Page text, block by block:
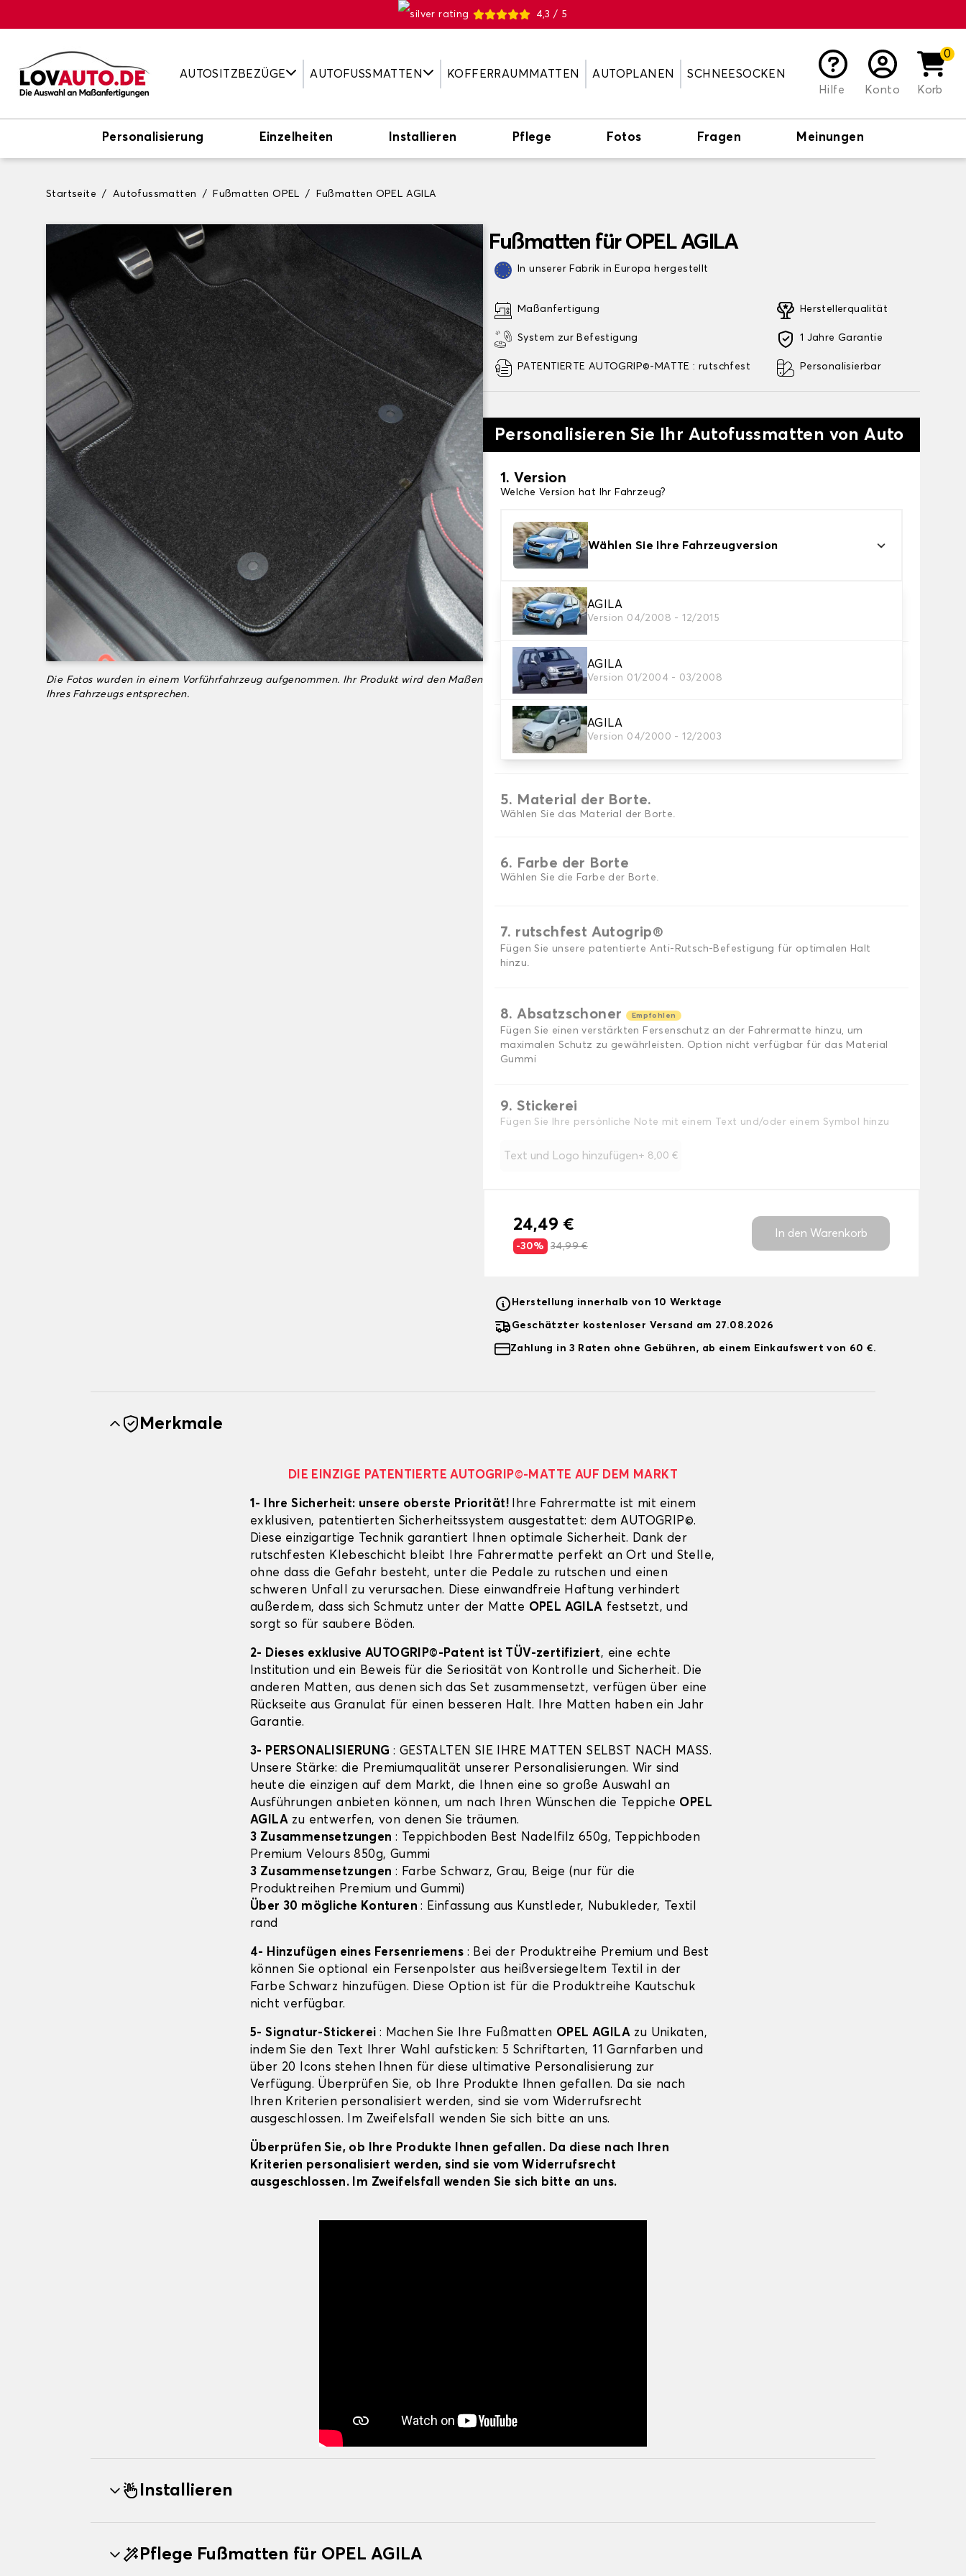
4,3 / 5
AUTOSITZBEZÜGE AUTOFUSSMATTEN KOFFERRAUMMATTEN AUTOPLANEN
SCHNEESOCKEN
Hilfe
Konto
0
Korb
Personalisierung Einzelheiten Installieren Pflege Fotos Fragen Meinungen
Startseite Autofussmatten Fußmatten OPEL Fußmatten OPEL AGILA
Die Fotos wurden in einem Vorführfahrzeug aufgenommen. Ihr Produkt wird den Maßen
Ihres Fahrzeugs entsprechen.
Fußmatten für OPEL AGILA
In unserer Fabrik in Europa hergestellt
Maßanfertigung
System zur Befestigung
PATENTIERTE AUTOGRIP©-MATTE : rutschfest
Herstellerqualität
1 Jahre Garantie
Personalisierbar
Personalisieren Sie Ihr Autofussmatten von Auto
1. Version
Welche Version hat Ihr Fahrzeug?
Wählen Sie Ihre Fahrzeugversion
AGILA
Version 04/2008 - 12/2015
AGILA
Version 01/2004 - 03/2008
AGILA
Version 04/2000 - 12/2003
2. Material
Wählen Sie das Material Ihres Autofussmatten
3. Set-Auswahl
Wählen Sie die Anzahl der Automatten, die Sie benötigen.
4. Teppichfarbe
Wählen Sie die Farbe Ihres Teppichs Auto.
5. Material der Borte.
Wählen Sie das Material der Borte.
6. Farbe der Borte
Wählen Sie die Farbe der Borte.
7. rutschfest Autogrip®
Fügen Sie unsere patentierte Anti-Rutsch-Befestigung für optimalen Halt
hinzu.
8. Absatzschoner Empfohlen
Fügen Sie einen verstärkten Fersenschutz an der Fahrermatte hinzu, um
maximalen Schutz zu gewährleisten. Option nicht verfügbar für das Material
Gummi
9. Stickerei
Fügen Sie Ihre persönliche Note mit einem Text und/oder einem Symbol hinzu
Text und Logo hinzufügen+ 8,00 €
24,49 €
-30% 34,99 €
In den Warenkorb
Herstellung innerhalb von 10 Werktage
Geschätzter kostenloser Versand am 27.08.2026
Zahlung in 3 Raten ohne Gebühren, ab einem Einkaufswert von 60 €.
Merkmale
DIE EINZIGE PATENTIERTE AUTOGRIP©-MATTE AUF DEM MARKT
1- Ihre Sicherheit: unsere oberste Priorität! Ihre Fahrermatte ist mit einem
exklusiven, patentierten Sicherheitssystem ausgestattet: dem AUTOGRIP©.
Diese einzigartige Technik garantiert Ihnen optimale Sicherheit. Dank der
rutschfesten Klebeschicht bleibt Ihre Fahrermatte perfekt an Ort und Stelle,
ohne dass die Gefahr besteht, unter die Pedale zu rutschen und einen
schweren Unfall zu verursachen. Diese einwandfreie Haftung verhindert
außerdem, dass sich Schmutz unter der Matte OPEL AGILA festsetzt, und
sorgt so für saubere Böden.
2- Dieses exklusive AUTOGRIP©-Patent ist TÜV-zertifiziert, eine echte
Institution und ein Beweis für die Seriosität von Kontrolle und Sicherheit. Die
anderen Matten, aus denen sich das Set zusammensetzt, verfügen über eine
Rückseite aus Granulat für einen besseren Halt. Ihre Matten haben ein Jahr
Garantie.
3- PERSONALISIERUNG : GESTALTEN SIE IHRE MATTEN SELBST NACH MASS.
Unsere Stärke: die Premiumqualität unserer Personalisierungen. Wir sind
heute die einzigen auf dem Markt, die Ihnen eine so große Auswahl an
Ausführungen anbieten können, um nach Ihren Wünschen die Teppiche OPEL
AGILA zu entwerfen, von denen Sie träumen.
3 Zusammensetzungen : Teppichboden Best Nadelfilz 650g, Teppichboden
Premium Velours 850g, Gummi
3 Zusammensetzungen : Farbe Schwarz, Grau, Beige (nur für die
Produktreihen Premium und Gummi)
Über 30 mögliche Konturen: Einfassung aus Kunstleder, Nubukleder, Textil
rand
4- Hinzufügen eines Fersenriemens : Bei der Produktreihe Premium und Best
können Sie optional ein Fersenpolster aus heißversiegeltem Textil in der
Farbe Schwarz hinzufügen. Diese Option ist für die Produktreihe Kautschuk
nicht verfügbar.
5- Signatur-Stickerei : Machen Sie Ihre Fußmatten OPEL AGILA zu Unikaten,
indem Sie den Text Ihrer Wahl aufsticken: 5 Schriftarten, 11 Garnfarben und
über 20 Icons stehen Ihnen für diese ultimative Personalisierung zur
Verfügung. Überprüfen Sie, ob Ihre Produkte Ihnen gefallen. Da sie nach
Ihren Kriterien personalisiert werden, sind sie vom Widerrufsrecht
ausgeschlossen. Im Zweifelsfall wenden Sie sich bitte an uns.
Überprüfen Sie, ob Ihre Produkte Ihnen gefallen. Da diese nach Ihren
Kriterien personalisiert werden, sind sie vom Widerrufsrecht
ausgeschlossen. Im Zweifelsfall wenden Sie sich bitte an uns.
Installieren
Pflege Fußmatten für OPEL AGILA